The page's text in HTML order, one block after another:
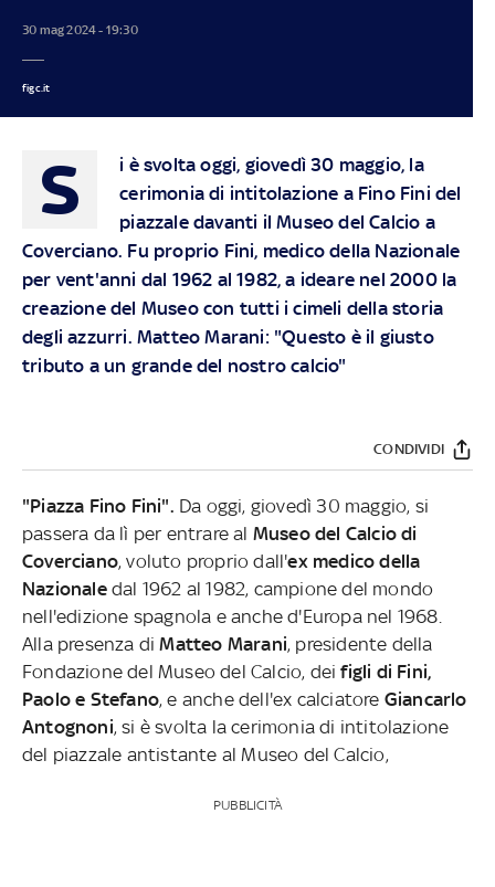
30 mag 2024 - 19:30
figc.it
S
i è svolta oggi, giovedì 30 maggio, la
cerimonia di intitolazione a Fino Fini del
piazzale davanti il Museo del Calcio a
Coverciano. Fu proprio Fini, medico della Nazionale
per vent'anni dal 1962 al 1982, a ideare nel 2000 la
creazione del Museo con tutti i cimeli della storia
degli azzurri. Matteo Marani: "Questo è il giusto
tributo a un grande del nostro calcio"
CONDIVIDI
"Piazza Fino Fini". Da oggi, giovedì 30 maggio, si
passera da lì per entrare al Museo del Calcio di
Coverciano, voluto proprio dall'ex medico della
Nazionale dal 1962 al 1982, campione del mondo
nell'edizione spagnola e anche d'Europa nel 1968.
Alla presenza diMatteo Marani, presidente della
Fondazione del Museo del Calcio, deifigli di Fini,
Paolo e Stefano, e anche dell'ex calciatore Giancarlo
Antognoni, si è svolta la cerimonia di intitolazione
del piazzale antistante al Museo del Calcio,
PUBBLICITÀ